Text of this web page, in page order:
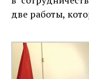
две работы,